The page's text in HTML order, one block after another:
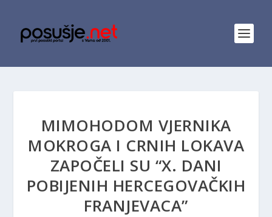
MIMOHODOM VJERNIKA
MOKROGA I CRNIH LOKAVA
ZAPOČELI SU “X. DANI
POBIJENIH HERCEGOVAČKIH
FRANJEVACA”